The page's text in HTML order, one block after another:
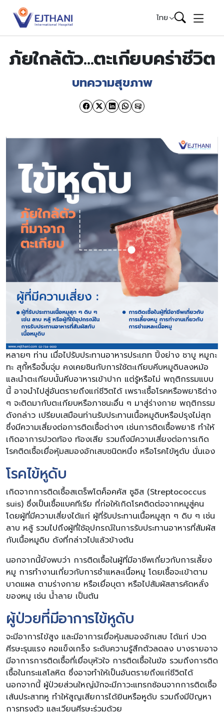
Skip to content
ไทย
ภัยใกล้ตัว…ตะเกียบคร่าชีวิต
บทความสุขภาพ
หลายๆ ท่าน เมื่อไปรับประทานอาหารประเภท ปิ้งย่าง ชาบู หมูกะ
ทะ สุกี้หรือจิ้มจุ่ม คงเคยชินกับการใช้ตะเกียบคีบหมูดิบลงหม้อ
และนำตะเกียบนั้นคีบอาหารเข้าปาก แต่รู้หรือไม่ พฤติกรรมแบบ
นี้ อาจนำไปสู่อันตรายถึงแก่ชีวิตได้ เพราะเชื้อโรคหรือพยาธิต่าง
ๆ จะติดมากับตะเกียบหรือภาชนะอื่น ๆ มาสู่ร่างกาย พฤติกรรม
ดังกล่าว เปรียบเสมือนท่านรับประทานเนื้อหมูดิบหรือปรุงไม่สุก
ซึ่งมีความเสี่ยงต่อการติดเชื้อต่างๆ เช่นการติดเชื้อพยาธิ ทำให้
เกิดอาการปวดท้อง ท้องเสีย รวมถึงมีความเสี่ยงต่อการเกิด
โรคติดเชื้อเยื่อหุ้มสมองอักเสบชนิดหนึ่ง หรือโรคไข้หูดับ นั่นเอง
โรคไข้หูดับ
เกิดจากการติดเชื้อสเตร็พโตค็อคคัส ซูอิส (Streptococcus
suis) ซึ่งเป็นเชื้อแบคทีเรีย ที่ก่อให้เกิดโรคติดต่อจากหมูสู่คน
โดยผู้ที่มีความเสี่ยงได้แก่ ผู้ที่รับประทานเนื้อหมูสุก ๆ ดิบ ๆ เช่น
ลาบ หลู้ รวมไปถึงผู้ที่ใช้อุปกรณ์ในการรับประทานอาหารที่สัมผัส
กับเนื้อหมูดิบ ดังที่กล่าวไปแล้วข้างต้น
นอกจากนี้ยังพบว่า การติดเชื้อในผู้ที่มีอาชีพเกี่ยวกับการเลี้ยง
หมู การทำงานเกี่ยวกับการชำแหละเนื้อหมู โดยเชื้อจะเข้าตาม
บาดแผล ตามร่างกาย หรือเยื่อบุตา หรือไปสัมผัสสารคัดหลั่ง
ของหมู เช่น น้ำลาย เป็นต้น
ผู้ป่วยที่มีอาการไข้หูดับ
จะมีอาการไข้สูง และมีอาการเยื่อหุ้มสมองอักเสบ ได้แก่ ปวด
ศีรษะรุนแรง คอแข็งเกร็ง ระดับความรู้สึกตัวลดลง บางรายอาจ
มีอาการการติดเชื้อที่เยื่อบุหัวใจ การติดเชื้อในข้อ รวมถึงการติด
เชื้อในกระแสโลหิต ซึ่งอาจทำให้เป็นอันตรายถึงแก่ชีวิตได้
นอกจากนี้ ผู้ป่วยส่วนใหญ่มักจะมีภาวะแทรกซ้อนจากการติดเชื้อ
เส้นประสาทหู ทำให้สูญเสียการได้ยินหรือหูดับ รวมถึงมีปัญหา
การทรงตัว และเวียนศีรษะร่วมด้วย